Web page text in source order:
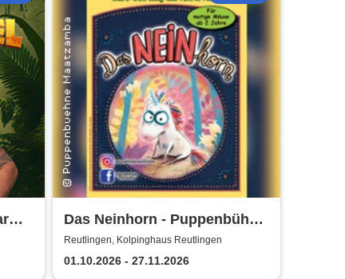
Das Neinhorn - Puppenbühne
Maatzamba
Reutlingen, Kolpinghaus Reutlingen
01.10.2026 - 27.11.2026